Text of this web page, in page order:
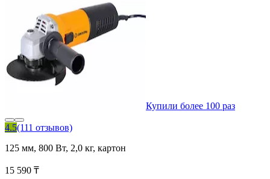
Купили более 100 раз
4.5(111 отзывов)
125 мм, 800 Вт, 2,0 кг, картон
15 590 ₸